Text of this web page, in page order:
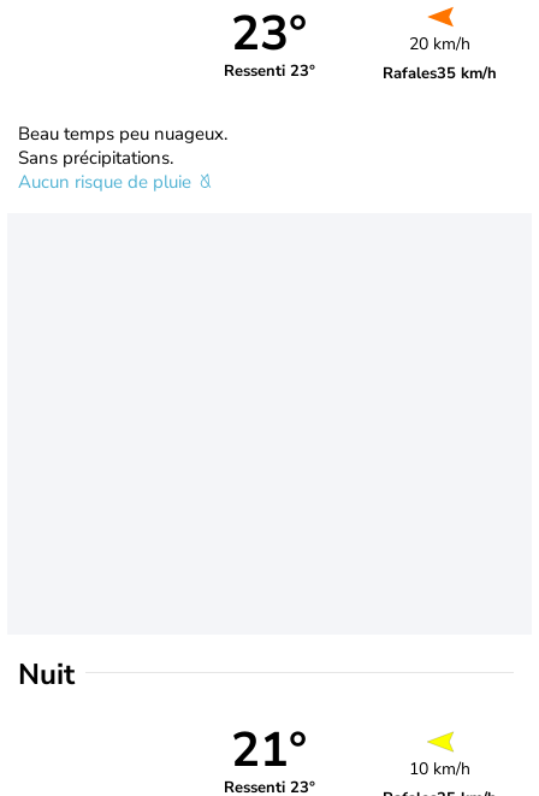
23°
Ressenti 23°
20 km/h
Rafales35 km/h
Beau temps peu nuageux.
Sans précipitations.
Aucun risque de pluie
Nuit
21°
Ressenti 23°
10 km/h